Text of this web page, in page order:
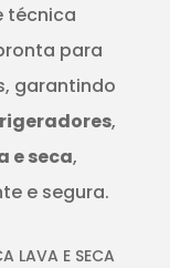
técnica
para
garantindo
,
e seca,
e segura.
LAVA E SECA